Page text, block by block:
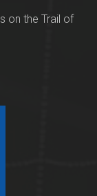
on the Trail of